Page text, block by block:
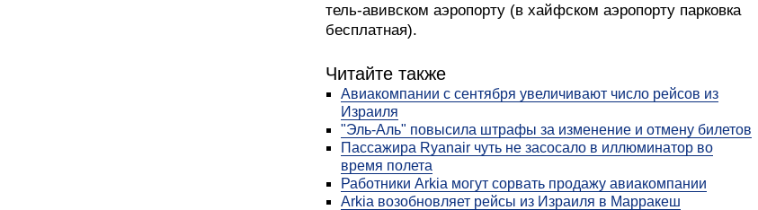
тель-авивском аэропорту (в хайфском аэропорту парковка
бесплатная).
Читайте также
Авиакомпании с сентября увеличивают число рейсов из
Израиля
"Эль-Аль" повысила штрафы за изменение и отмену билетов
Пассажира Ryanair чуть не засосало в иллюминатор во
время полета
Работники Arkia могут сорвать продажу авиакомпании
Arkia возобновляет рейсы из Израиля в Марракеш